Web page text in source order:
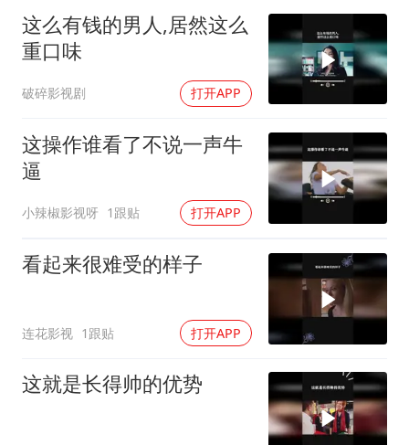
司机见竹子晃动紧急停车救下全车人
灌溉水坝被隔成鱼塘 村民投诉20余年
奋力开创中国式现代化建设新局面
这么有钱的男人,居然这么
重口味
破碎影视剧 打开APP
这操作谁看了不说一声牛
逼
小辣椒影视呀 1跟贴 打开APP
看起来很难受的样子
连花影视 1跟贴 打开APP
这就是长得帅的优势